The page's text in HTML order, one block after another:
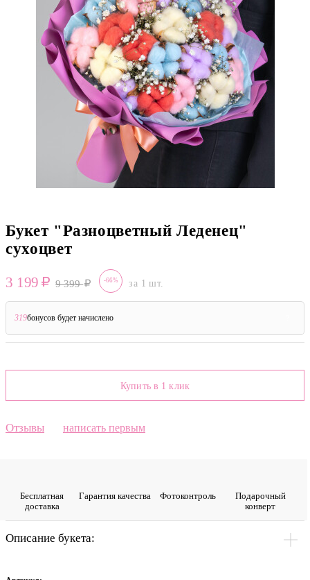
Букет "Разноцветный Леденец"
сухоцвет
3 199 9 399 -66% за 1 шт.
319бонусов будет начислено
Купить в 1 клик
Отзывы написать первым
Бесплатная
доставка
Гарантия качества Фото­контроль
Подарочный
конверт
Описание букета: